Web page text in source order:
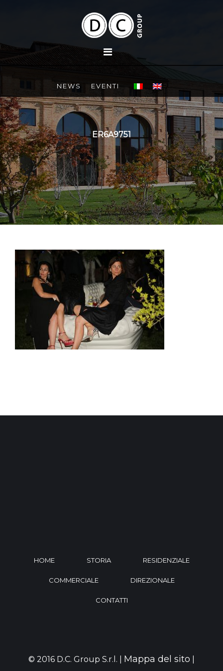
NEWS EVENTI
ER6A9751
HOME STORIA RESIDENZIALE
COMMERCIALE DIREZIONALE
CONTATTI
© 2016 D.C. Group S.r.l. | Mappa del sito